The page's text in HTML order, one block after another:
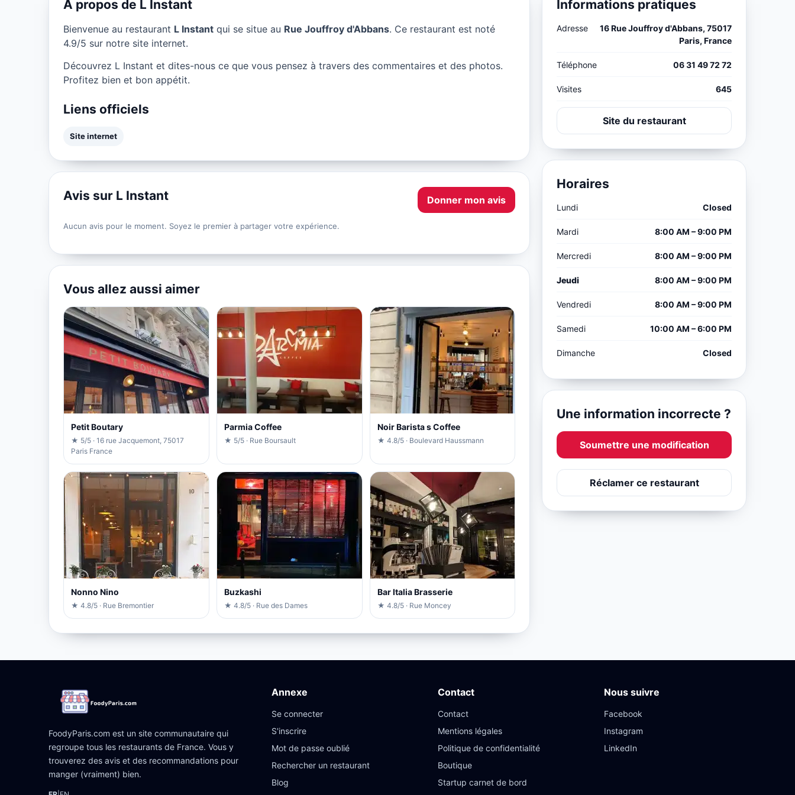
À propos de L Instant
Bienvenue au restaurant L Instant qui se situe au Rue Jouffroy d'Abbans. Ce restaurant est noté
4.9/5 sur notre site internet.
Découvrez L Instant et dites-nous ce que vous pensez à travers des commentaires et des photos.
Profitez bien et bon appétit.
Liens officiels
Site internet
Avis sur L Instant Donner mon avis
Aucun avis pour le moment. Soyez le premier à partager votre expérience.
Vous allez aussi aimer
Petit Boutary
★ 5/5 · 16 rue Jacquemont, 75017
Paris France
Parmia Coffee
★ 5/5 · Rue Boursault
Noir Barista s Coffee
★ 4.8/5 · Boulevard Haussmann
Nonno Nino
★ 4.8/5 · Rue Bremontier
Buzkashi
★ 4.8/5 · Rue des Dames
Bar Italia Brasserie
★ 4.8/5 · Rue Moncey
Informations pratiques
Adresse
16 Rue Jouffroy d'Abbans, 75017
Paris, France
Téléphone 06 31 49 72 72
Visites 645
Site du restaurant
Horaires
Lundi Closed
Mardi 8:00 AM – 9:00 PM
Mercredi 8:00 AM – 9:00 PM
Jeudi 8:00 AM – 9:00 PM
Vendredi 8:00 AM – 9:00 PM
Samedi 10:00 AM – 6:00 PM
Dimanche Closed
Une information incorrecte ?
Soumettre une modification
Réclamer ce restaurant
FoodyParis.com est un site communautaire qui
regroupe tous les restaurants de France. Vous y
trouverez des avis et des recommandations pour
manger (vraiment) bien.
Annexe
Se connecter
S'inscrire
Mot de passe oublié
Rechercher un restaurant
Blog
Contact
Contact
Mentions légales
Politique de confidentialité
Boutique
Startup carnet de bord
Nous suivre
Facebook
Instagram
LinkedIn